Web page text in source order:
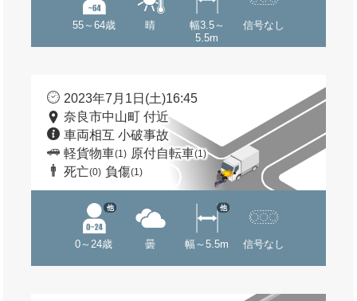
55～64歳 晴
幅3.5～
5.5m
信号なし
2023年7月1日(土)16:45
奈良市中山町 付近
車両相互 小破事故
軽貨物車(1) 原付自転車(1)
死亡(0) 負傷(1)
0～24歳
他
曇 幅～5.5m
他
信号なし